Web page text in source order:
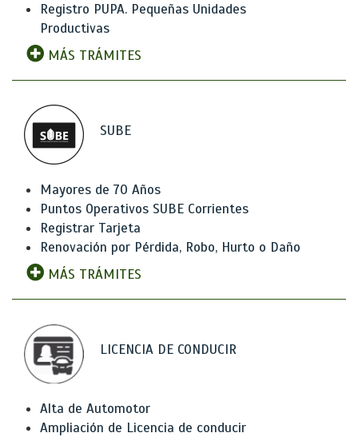
Registro PUPA. Pequeñas Unidades
Productivas
MÁS TRÁMITES
SUBE
Mayores de 70 Años
Puntos Operativos SUBE Corrientes
Registrar Tarjeta
Renovación por Pérdida, Robo, Hurto o Daño
MÁS TRÁMITES
LICENCIA DE CONDUCIR
Alta de Automotor
Ampliación de Licencia de conducir